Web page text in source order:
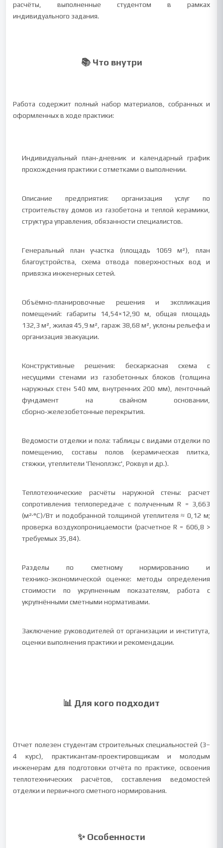
расчёты, выполненные студентом в рамках
индивидуального задания.
📚 Что внутри
Работа содержит полный набор материалов, собранных и
оформленных в ходе практики:
Индивидуальный план‑дневник и календарный график
прохождения практики с отметками о выполнении.
Описание предприятия: организация услуг по
строительству домов из газобетона и теплой керамики,
структура управления, обязанности специалистов.
Генеральный план участка (площадь 1069 м²), план
благоустройства, схема отвода поверхностных вод и
привязка инженерных сетей.
Объёмно‑планировочные решения и экспликация
помещений: габариты 14,54×12,90 м, общая площадь
132,3 м², жилая 45,9 м², гараж 38,68 м², уклоны рельефа и
организация эвакуации.
Конструктивные решения: бескаркасная схема с
несущими стенами из газобетонных блоков (толщина
наружных стен 540 мм, внутренних 200 мм), ленточный
фундамент на свайном основании,
сборно‑железобетонные перекрытия.
Ведомости отделки и пола: таблицы с видами отделки по
помещению, составы полов (керамическая плитка,
стяжки, утеплители 'Пеноплэкс', Роквул и др.).
Теплотехнические расчёты наружной стены: расчет
сопротивления теплопередаче с полученным R = 3,663
(м²·°С)/Вт и подобранной толщиной утеплителя ≈ 0,12 м;
проверка воздухопроницаемости (расчетное R = 606,8 >
требуемых 35,84).
Разделы по сметному нормированию и
технико‑экономической оценке: методы определения
стоимости по укрупненным показателям, работа с
укрупнёнными сметными нормативами.
Заключение руководителей от организации и института,
оценки выполнения практики и рекомендации.
📊 Для кого подходит
Отчет полезен студентам строительных специальностей (3–
4 курс), практикантам‑проектировщикам и молодым
инженерам для подготовки отчёта по практике, освоения
теплотехнических расчётов, составления ведомостей
отделки и первичного сметного нормирования.
✨ Особенности